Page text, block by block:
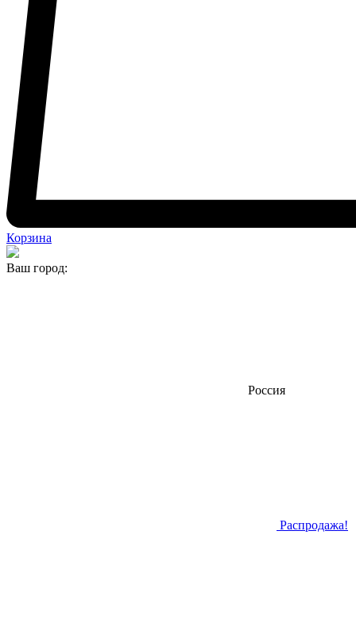
Корзина
Ваш город:
Россия
Распродажа!